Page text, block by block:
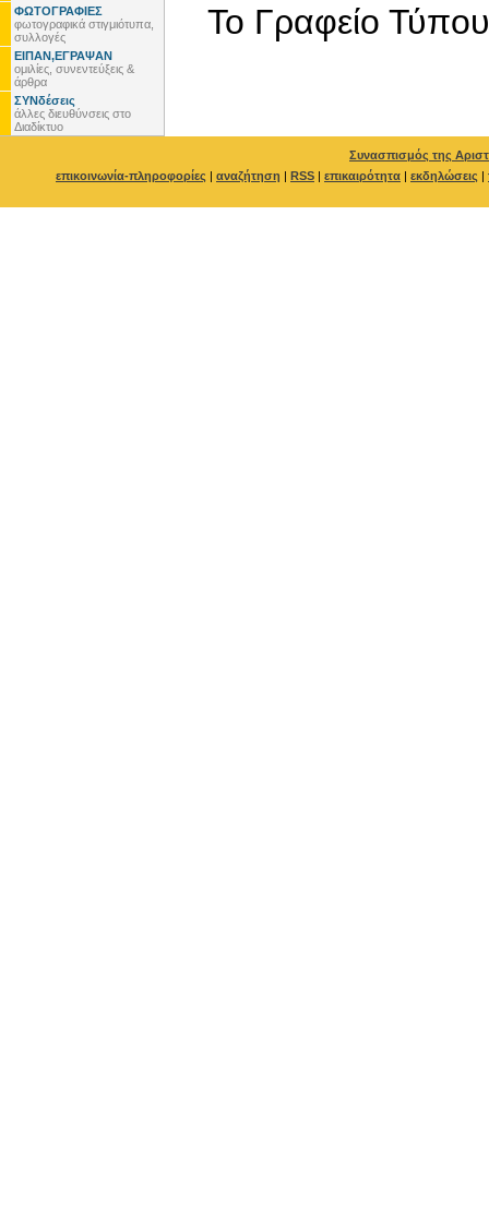
ΦΩΤΟΓΡΑΦΙΕΣ
φωτογραφικά στιγμιότυπα,
συλλογές
ΕΙΠΑΝ,ΕΓΡΑΨΑΝ
ομιλίες, συνεντεύξεις &
άρθρα
ΣΥΝδέσεις
άλλες διευθύνσεις στο
Διαδίκτυο
To Γραφείο Τύπου
Συνασπισμός της
επικοινωνία-πληροφορίες | αναζήτηση | RSS | επικαιρότητα | εκδηλώσεις |